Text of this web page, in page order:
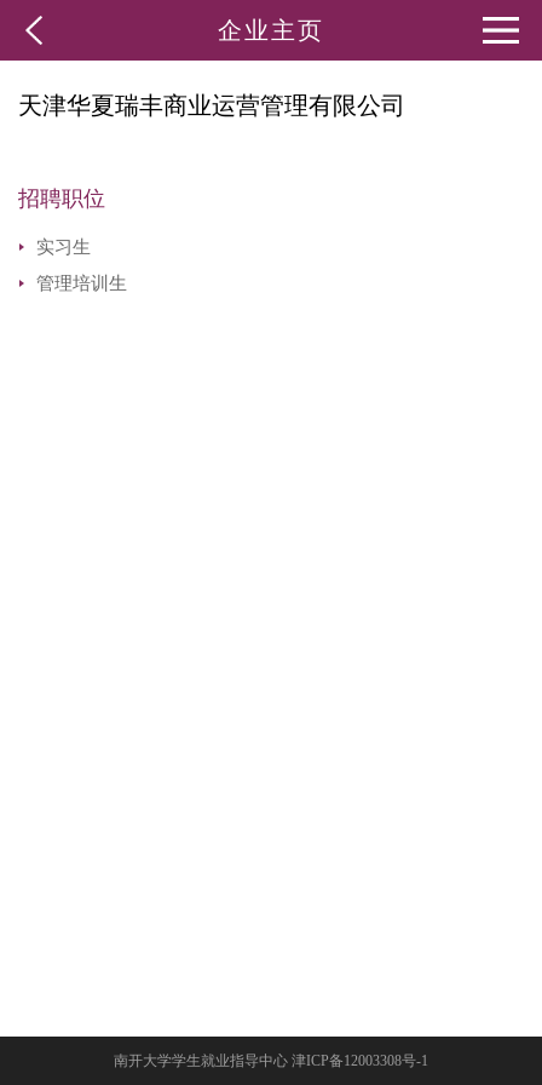
企业主页
天津华夏瑞丰商业运营管理有限公司
招聘职位
实习生
管理培训生
南开大学学生就业指导中心 津ICP备12003308号-1